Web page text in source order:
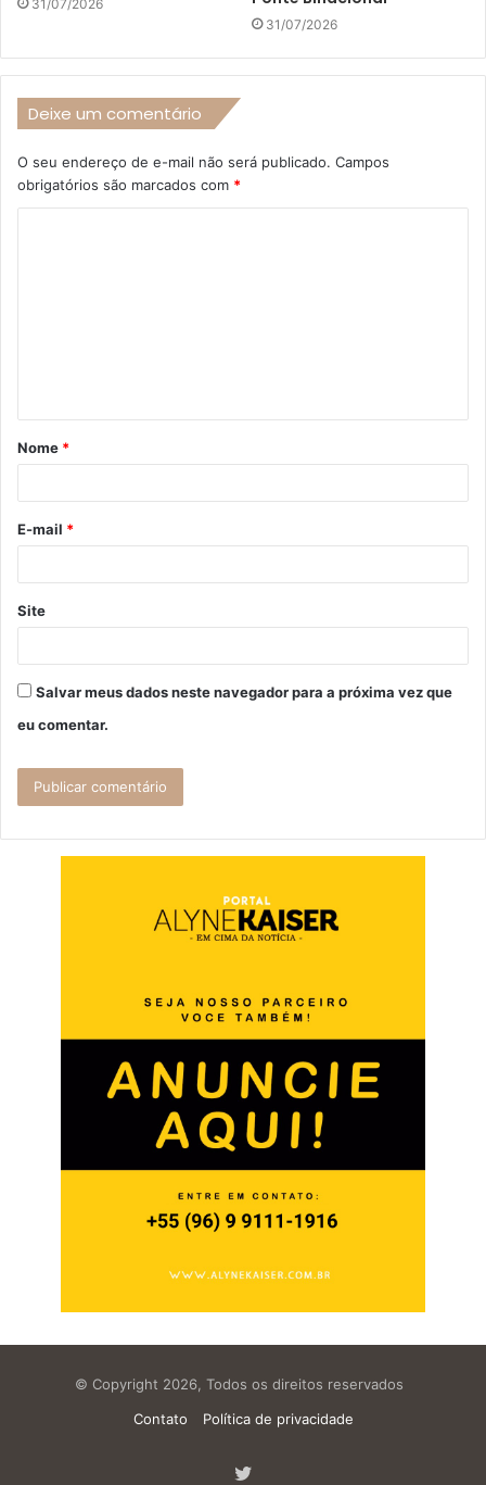
31/07/2026
31/07/2026
Deixe um comentário
O seu endereço de e-mail não será publicado. Campos
obrigatórios são marcados com *
á
r
*
Nome *
E-mail *
Site
Salvar meus dados neste navegador para a próxima vez que
eu comentar.
© Copyright 2026, Todos os direitos reservados
Contato
Política de privacidade
Twitter